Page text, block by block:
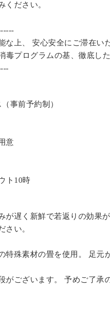
ください。
な上、 安心安全にご滞在い
毒プログラムの基、徹底し
---
事前予約制）
意
ト10時
が遅く新鮮で若返りの効果
さい。
特殊素材の畳を使用。 足元
ございます。 予めご了承